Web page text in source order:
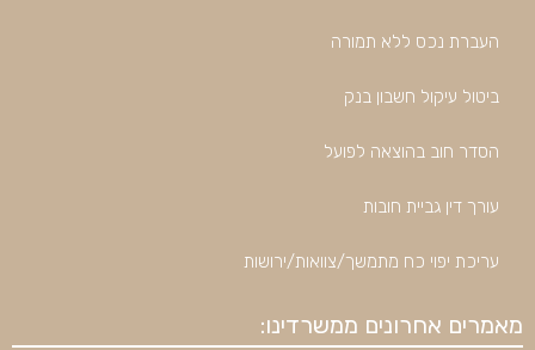
העברת נכס ללא תמורה
ביטול עיקול חשבון בנק
הסדר חוב בהוצאה לפועל
עורך דין גביית חובות
עריכת יפוי כח מתמשך/צוואות/ירושות
מאמרים אחרונים ממשרדינו: